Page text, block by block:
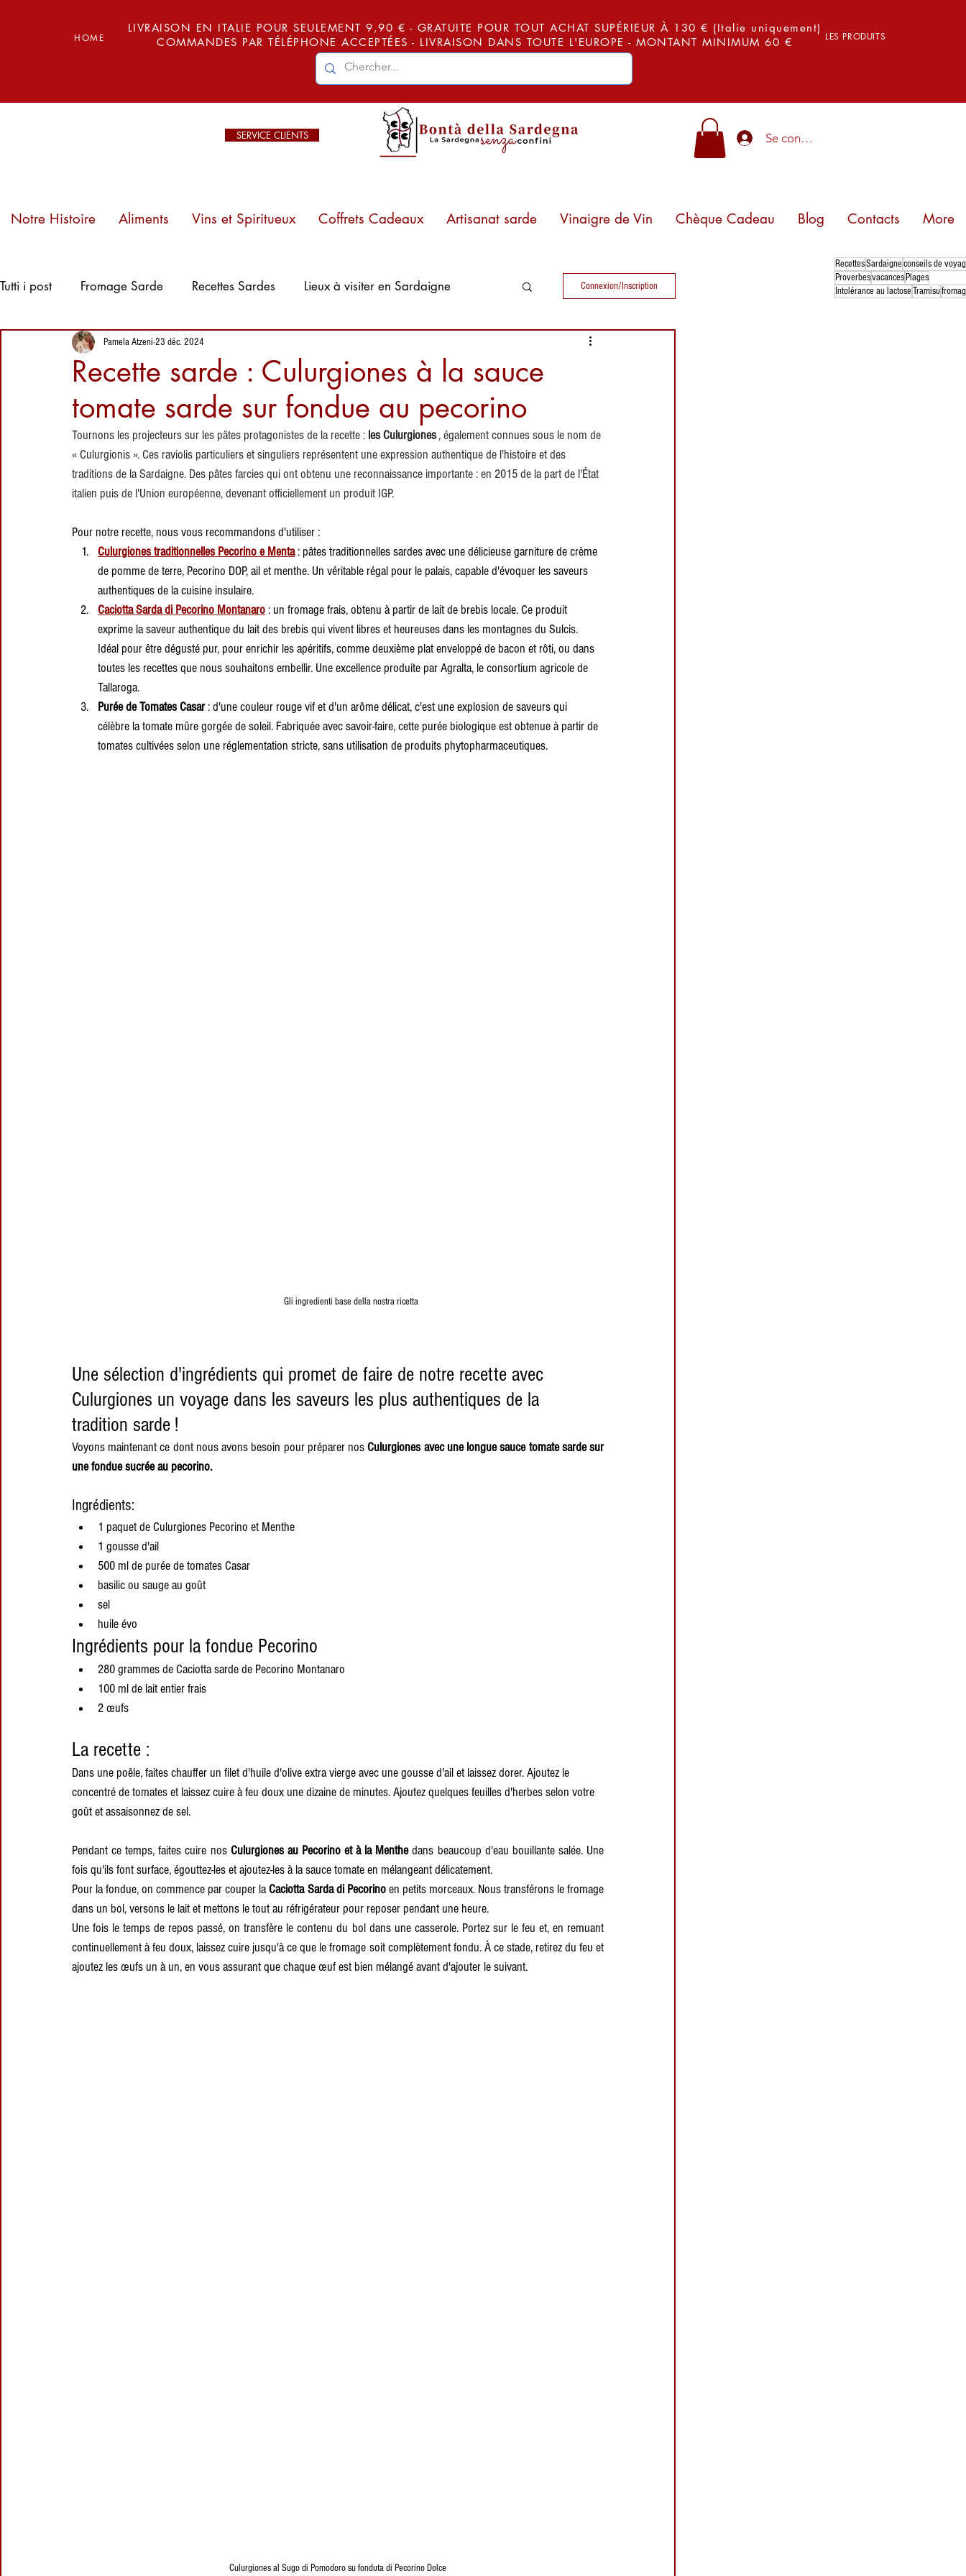
HOME
LIVRAISON EN ITALIE POUR SEULEMENT 9,90 € - GRATUITE POUR TOUT ACHAT SUPÉRIEUR À 130 € (Italie uniquement)
COMMANDES PAR TÉLÉPHONE ACCEPTÉES - LIVRAISON DANS TOUTE L'EUROPE - MONTANT MINIMUM 60 €
LES PRODUITS
SERVICE CLIENTS Se connecter
Notre Histoire Aliments Vins et Spiritueux Coffrets Cadeaux Artisanat sarde Vinaigre de Vin Chèque Cadeau Blog Contacts More
Plages de
Sardaigne : Mari
de quartz, nature
intacte et
traditions
pastorales
1 juin 2025
Plages de
Sardaigne : Plage
Montirussu
2 avr. 2025
Lieux à visiter en
Sardaigne :
Siliqua et son
château
27 mars 2025
Tutti i post Fromage Sarde Recettes Sardes Lieux à visiter en Sardaigne
Proverbes Informations alimentaires
Connexion/Inscription
Recette sarde : Culurgiones à la sauce
tomate sarde sur fondue au pecorino
Pamela Atzeni 23 déc. 2024
Tournons les projecteurs sur les pâtes protagonistes de la recette : les Culurgiones, également connues sous le nom de
« Culurgionis ». Ces raviolis particuliers et singuliers représentent une expression authentique de l'histoire et des
traditions de la Sardaigne. Des pâtes farcies qui ont obtenu une reconnaissance importante : en 2015 de la part de l'État
italien puis de l'Union européenne, devenant officiellement un produit IGP.
Pour notre recette, nous vous recommandons d'utiliser :
Culurgiones traditionnelles Pecorino e Menta : pâtes traditionnelles sardes avec une délicieuse garniture de crème
de pomme de terre, Pecorino DOP, ail et menthe. Un véritable régal pour le palais, capable d'évoquer les saveurs
authentiques de la cuisine insulaire.
Caciotta Sarda di Pecorino Montanaro : un fromage frais, obtenu à partir de lait de brebis locale. Ce produit
exprime la saveur authentique du lait des brebis qui vivent libres et heureuses dans les montagnes du Sulcis.
Idéal pour être dégusté pur, pour enrichir les apéritifs, comme deuxième plat enveloppé de bacon et rôti, ou dans
toutes les recettes que nous souhaitons embellir. Une excellence produite par Agralta, le consortium agricole de
Tallaroga.
Purée de Tomates Casar : d'une couleur rouge vif et d'un arôme délicat, c'est une explosion de saveurs qui
célèbre la tomate mûre gorgée de soleil. Fabriquée avec savoir-faire, cette purée biologique est obtenue à partir de
tomates cultivées selon une réglementation stricte, sans utilisation de produits phytopharmaceutiques.
Gli ingredienti base della nostra ricetta
Une sélection d'ingrédients qui promet de faire de notre recette avec
Culurgiones un voyage dans les saveurs les plus authentiques de la
tradition sarde !
Voyons maintenant ce dont nous avons besoin pour préparer nos Culurgiones avec une longue sauce tomate sarde sur
une fondue sucrée au pecorino.
Ingrédients:
1 paquet de Culurgiones Pecorino et Menthe
1 gousse d'ail
500 ml de purée de tomates Casar
basilic ou sauge au goût
sel
huile évo
Ingrédients pour la fondue Pecorino
280 grammes de Caciotta sarde de Pecorino Montanaro
100 ml de lait entier frais
2 œufs
La recette :
Dans une poêle, faites chauffer un filet d'huile d'olive extra vierge avec une gousse d'ail et laissez dorer. Ajoutez le
concentré de tomates et laissez cuire à feu doux une dizaine de minutes. Ajoutez quelques feuilles d'herbes selon votre
goût et assaisonnez de sel.
Pendant ce temps, faites cuire nos Culurgiones au Pecorino et à la Menthe dans beaucoup d'eau bouillante salée. Une
fois qu'ils font surface, égouttez-les et ajoutez-les à la sauce tomate en mélangeant délicatement.
Pour la fondue, on commence par couper la Caciotta Sarda di Pecorino en petits morceaux. Nous transférons le fromage
dans un bol, versons le lait et mettons le tout au réfrigérateur pour reposer pendant une heure.
Une fois le temps de repos passé, on transfère le contenu du bol dans une casserole. Portez sur le feu et, en remuant
continuellement à feu doux, laissez cuire jusqu'à ce que le fromage soit complètement fondu. À ce stade, retirez du feu et
ajoutez les œufs un à un, en vous assurant que chaque œuf est bien mélangé avant d'ajouter le suivant.
Culurgiones al Sugo di Pomodoro su fonduta di Pecorino Dolce
RecettesSardaigneconseils de
Proverbesvacances Plages
Intolérance au lactoseTramisu